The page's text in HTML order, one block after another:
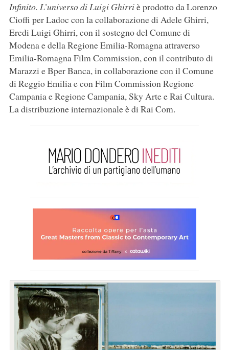
Infinito. L’universo di Luigi Ghirriè prodotto da Lorenzo
Cioffi per Ladoc con la collaborazione di Adele Ghirri,
Eredi Luigi Ghirri, con il sostegno del Comune di
Modena e della Regione Emilia-Romagna attraverso
Emilia-Romagna Film Commission, con il contributo di
Marazzi e Bper Banca, in collaborazione con il Comune
di Reggio Emilia e con Film Commission Regione
Campania e Regione Campania, Sky Arte e Rai Cultura.
La distribuzione internazionale è di Rai Com.